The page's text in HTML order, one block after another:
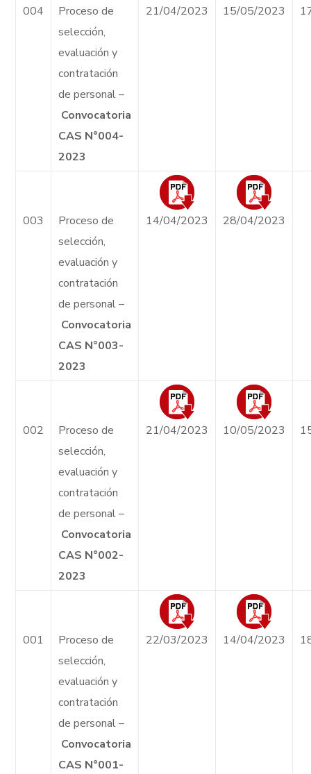
004
Proceso de
selección,
evaluación y
contratación
de personal –
Convocatoria
CAS N°004-
2023
21/04/2023 15/05/2023
003
Proceso de
selección,
evaluación y
contratación
de personal –
Convocatoria
CAS N°003-
2023
14/04/2023 28/04/2023
002
Proceso de
selección,
evaluación y
contratación
de personal –
Convocatoria
CAS N°002-
2023
21/04/2023 10/05/2023
001
Proceso de
selección,
evaluación y
contratación
de personal –
Convocatoria
CAS N°001-
22/03/2023 14/04/2023